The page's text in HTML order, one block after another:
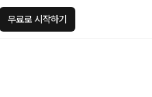
무료로 시작하기